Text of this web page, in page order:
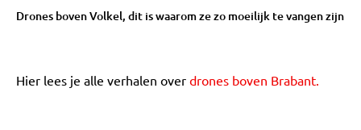
Drones boven Volkel, dit is waarom ze zo moeilijk te vangen zijn
Hier lees je alle verhalen over drones boven Brabant.